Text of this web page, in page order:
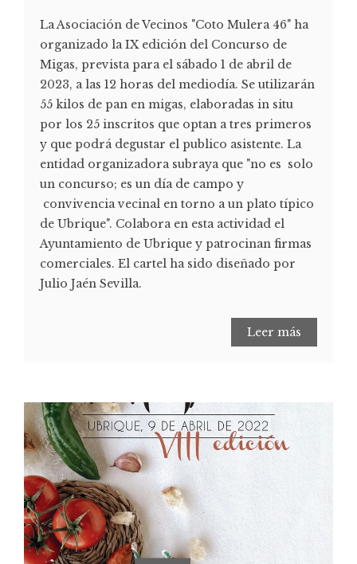
La Asociación de Vecinos "Coto Mulera 46" ha
organizado la IX edición del Concurso de
Migas, prevista para el sábado 1 de abril de
2023, a las 12 horas del mediodía. Se utilizarán
55 kilos de pan en migas, elaboradas in situ
por los 25 inscritos que optan a tres primeros
y que podrá degustar el publico asistente. La
entidad organizadora subraya que "no es solo
un concurso; es un día de campo y
convivencia vecinal en torno a un plato típico
de Ubrique". Colabora en esta actividad el
Ayuntamiento de Ubrique y patrocinan firmas
comerciales. El cartel ha sido diseñado por
Julio Jaén Sevilla.
Leer más